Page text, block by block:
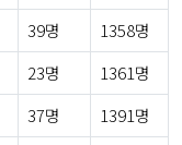
39명
1358명
23명
1361명
37명
1391명